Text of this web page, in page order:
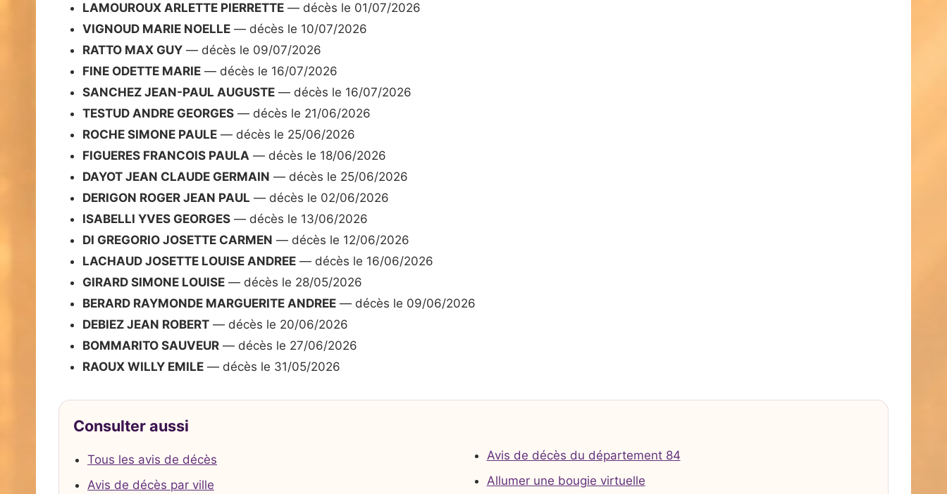
LAMOUROUX ARLETTE PIERRETTE — décès le 01/07/2026
VIGNOUD MARIE NOELLE — décès le 10/07/2026
RATTO MAX GUY — décès le 09/07/2026
FINE ODETTE MARIE — décès le 16/07/2026
SANCHEZ JEAN-PAUL AUGUSTE — décès le 16/07/2026
TESTUD ANDRE GEORGES — décès le 21/06/2026
ROCHE SIMONE PAULE — décès le 25/06/2026
FIGUERES FRANCOIS PAULA — décès le 18/06/2026
DAYOT JEAN CLAUDE GERMAIN — décès le 25/06/2026
DERIGON ROGER JEAN PAUL — décès le 02/06/2026
ISABELLI YVES GEORGES — décès le 13/06/2026
DI GREGORIO JOSETTE CARMEN — décès le 12/06/2026
LACHAUD JOSETTE LOUISE ANDREE — décès le 16/06/2026
GIRARD SIMONE LOUISE — décès le 28/05/2026
BERARD RAYMONDE MARGUERITE ANDREE — décès le 09/06/2026
DEBIEZ JEAN ROBERT — décès le 20/06/2026
BOMMARITO SAUVEUR — décès le 27/06/2026
RAOUX WILLY EMILE — décès le 31/05/2026
Consulter aussi
Tous les avis de décès
Avis de décès par ville
Avis de décès du département 84
Allumer une bougie virtuelle